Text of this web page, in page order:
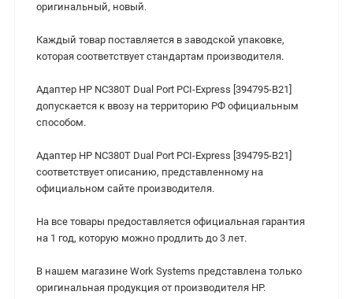
оригинальный, новый.
Каждый товар поставляется в заводской упаковке,
которая соответствует стандартам производителя.
Адаптер HP NC380T Dual Port PCI-Express [394795-B21]
допускается к ввозу на территорию РФ официальным
способом.
Адаптер HP NC380T Dual Port PCI-Express [394795-B21]
соответствует описанию, представленному на
официальном сайте производителя.
На все товары предоставляется официальная гарантия
на 1 год, которую можно продлить до 3 лет.
В нашем магазине Work Systems представлена только
оригинальная продукция от производителя HP.